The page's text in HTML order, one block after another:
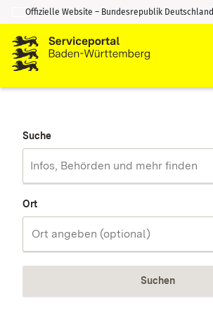
Zum Inhalt springen
Zur Suche springen
Offizielle Website – Bundesrepublik Deutschland
Suche
Ort
Suchen